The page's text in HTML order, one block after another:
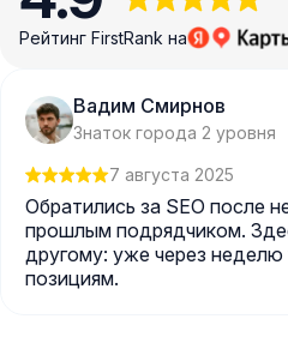
Рейтинг FirstRank на
Вадим Смирнов
Знаток города 2 уровня
7 августа 2025
Обратились за SEO после
прошлым подрядчиком.
другому: уже через
позициям.